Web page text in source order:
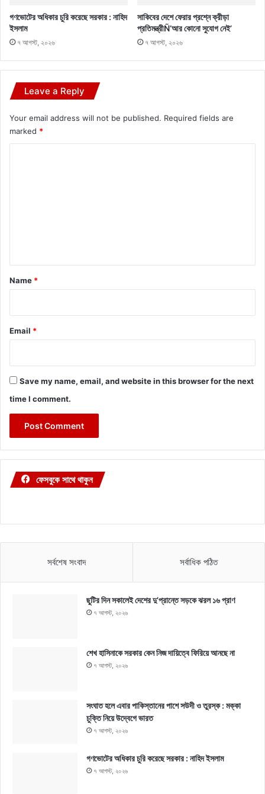
গণভোটের অধিকার চুরি করেছে সরকার : নাহিদ
ইসলাম
৭ আগস্ট, ২০২৬
সাকিবের দেশে ফেরার প্রশ্নে ক্রীড়া
প্রতিমন্ত্রীÑ‘আর কোনো সুযোগ নেই’
৭ আগস্ট, ২০২৬
Leave a Reply
Your email address will not be published. Required fields are
marked *
*
Name *
Email *
Save my name, email, and website in this browser for the next
time I comment.
ফেসবুকে সাথে থাকুন
সর্বশেষ সংবাদ সর্বাধিক পঠিত
ছুটির দিন সকালেই দেশের দু’প্রান্তে সড়কে ঝরল ১৬ প্রাণ
৭ আগস্ট, ২০২৬
শেখ হাসিনাকে সরকার কেন নিজ দায়িত্বে ফিরিয়ে আনছে না
৭ আগস্ট, ২০২৬
সংঘাত হলে এবার পাকিস্তানের পাশে সউদী ও তুরস্ক : মক্কা
চুক্তি নিয়ে উদ্বেগে ভারত
৭ আগস্ট, ২০২৬
গণভোটের অধিকার চুরি করেছে সরকার : নাহিদ ইসলাম
৭ আগস্ট, ২০২৬